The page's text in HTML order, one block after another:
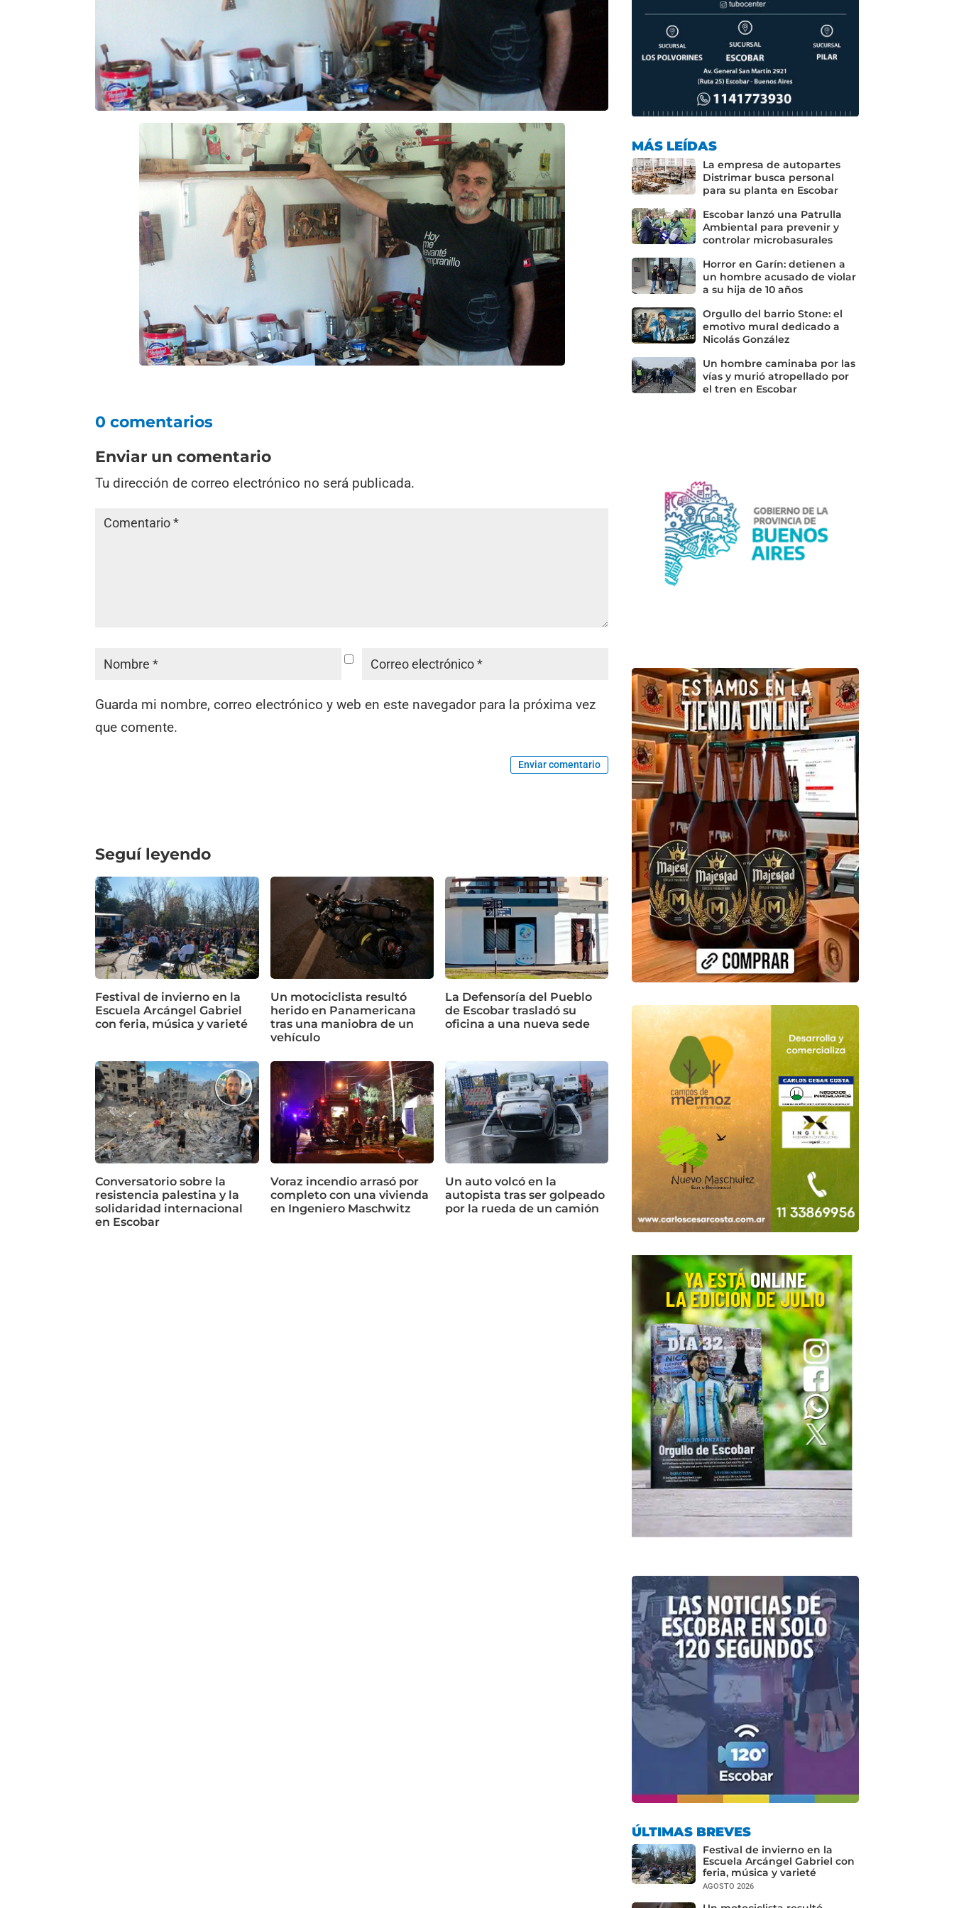
0 comentarios
Enviar un comentario
Tu dirección de correo electrónico no será publicada.
Guarda mi nombre, correo electrónico y web en este navegador para la próxima vez
que comente.
Enviar comentario
Seguí leyendo
Festival de invierno en la
Escuela Arcángel Gabriel
con feria, música y varieté
Un motociclista resultó
herido en Panamericana
tras una maniobra de un
vehículo
La Defensoría del Pueblo
de Escobar trasladó su
oficina a una nueva sede
Conversatorio sobre la
resistencia palestina y la
solidaridad internacional
en Escobar
Voraz incendio arrasó por
completo con una vivienda
en Ingeniero Maschwitz
Un auto volcó en la
autopista tras ser golpeado
por la rueda de un camión
MÁS LEÍDAS
La empresa de autopartes
Distrimar busca personal
para su planta en Escobar
Escobar lanzó una Patrulla
Ambiental para prevenir y
controlar microbasurales
Horror en Garín: detienen a
un hombre acusado de violar
a su hija de 10 años
Orgullo del barrio Stone: el
emotivo mural dedicado a
Nicolás González
Un hombre caminaba por las
vías y murió atropellado por
el tren en Escobar
ÚLTIMAS BREVES
Festival de invierno en la
Escuela Arcángel Gabriel con
feria, música y varieté
AGOSTO 2026